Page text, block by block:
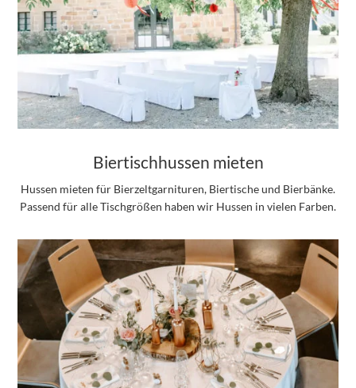
Biertischhussen mieten
Hussen mieten für Bierzeltgarnituren, Biertische und Bierbänke.
Passend für alle Tischgrößen haben wir Hussen in vielen Farben.